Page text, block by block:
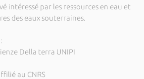
intéressé par les ressources en eau et
des eaux souterraines.
Della terra UNIPI
au CNRS